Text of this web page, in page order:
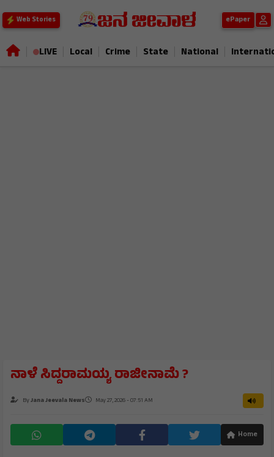
Web Stories ePaper
LIVE Local Crime State National
ನಾಳೆ ಸಿದ್ದರಾಮಯ್ಯ ರಾಜೀನಾಮೆ ?
ByJana Jeevala News May 27, 2026 - 07:51 AM
Home